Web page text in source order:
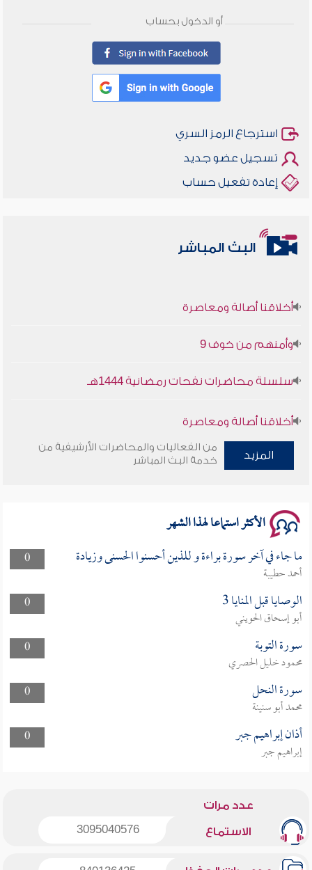
أو الدخول بحساب
استرجاع الرمز السري
تسجيل عضو جديد
إعادة تفعيل حساب
البث المباشر
أخلاقنا أصالة ومعاصرة
وأمنهم من خوف 9
سلسلة محاضرات نفحات رمضانية 1444هـ
أخلاقنا أصالة ومعاصرة
وأمنهم من خوف 9
المزيد
من الفعاليات والمحاضرات الأرشيفية من
خدمة البث المباشر
الأكثر استماعا لهذا الشهر
0 ما جاء في آخر سورة براءة و للذين أحسنوا الحسنى وزيادة
أحمد حطيبة
0
الوصايا قبل المنايا 3
أبو إسحاق الحويني
0
سورة التوبة
محمود خليل الحصري
0
سورة النحل
محمد أبو سنينة
0
أذان إبراهيم جبر
إبراهيم جبر
عدد مرات
الاستماع 3095040576